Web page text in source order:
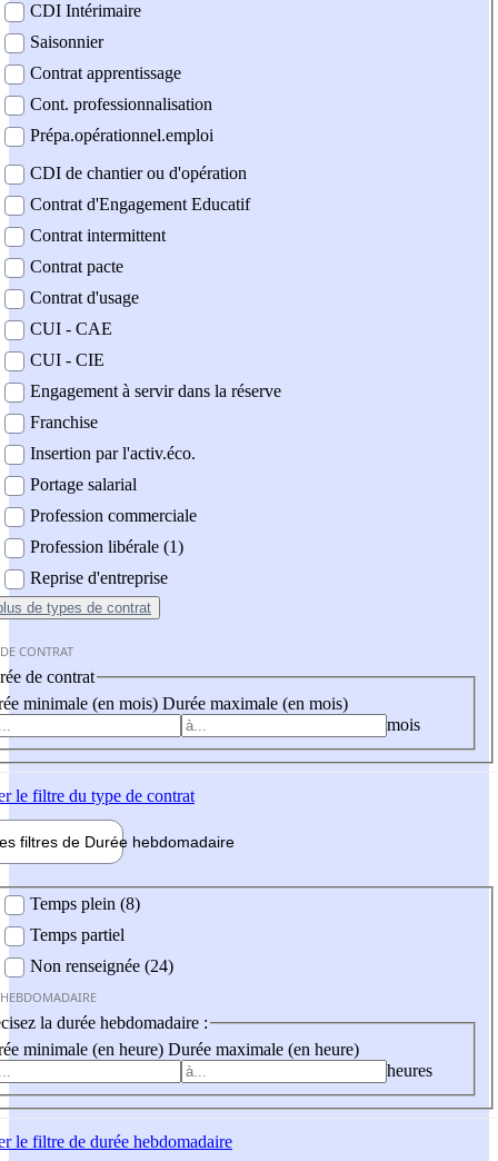
CDI Intérimaire
Saisonnier
Contrat apprentissage
Cont. professionnalisation
Prépa.opérationnel.emploi
CDI de chantier ou d'opération
Contrat d'Engagement Educatif
Contrat intermittent
Contrat pacte
Contrat d'usage
CUI - CAE
CUI - CIE
Engagement à servir dans la réserve
Franchise
Insertion par l'activ.éco.
Portage salarial
Profession commerciale
Profession libérale (1)
Reprise d'entreprise
de types de contrat
CONTRAT
de contrat
minimale (en mois) Durée maximale (en mois)
mois
le filtre du type de contrat
filtres de Durée hebdomadaire
Temps plein (8)
Temps partiel
Non renseignée (24)
la durée hebdomadaire :
minimale (en heure) Durée maximale (en heure)
heures
le filtre de durée hebdomadaire